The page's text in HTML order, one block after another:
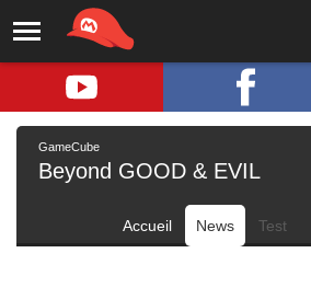
GameCube
Beyond GOOD & EVIL
Accueil News Test